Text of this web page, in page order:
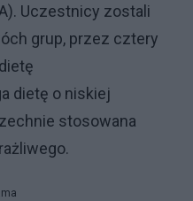
Uczestnicy zostali
grup, przez cztery
dietę o niskiej
stosowana